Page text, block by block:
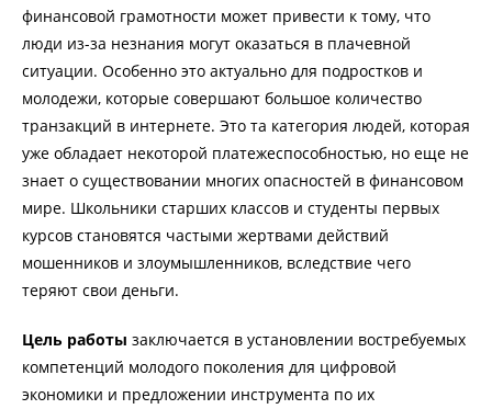
финансовой грамотности может привести к тому, что
люди из-за незнания могут оказаться в плачевной
ситуации. Особенно это актуально для подростков и
молодежи, которые совершают большое количество
транзакций в интернете. Это та категория людей, которая
уже обладает некоторой платежеспособностью, но еще не
знает о существовании многих опасностей в финансовом
мире. Школьники старших классов и студенты первых
курсов становятся частыми жертвами действий
мошенников и злоумышленников, вследствие чего
теряют свои деньги.
Цель работы заключается в установлении востребуемых
компетенций молодого поколения для цифровой
экономики и предложении инструмента по их